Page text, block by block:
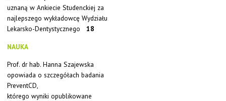
uznaną w Ankiecie Studenckiej za
najlepszego wykładowcę Wydziału
Lekarsko-Dentystycznego 18
NAUKA
Prof. dr hab. Hanna Szajewska
opowiada o szczegółach badania
PreventCD,
którego wyniki opublikowane